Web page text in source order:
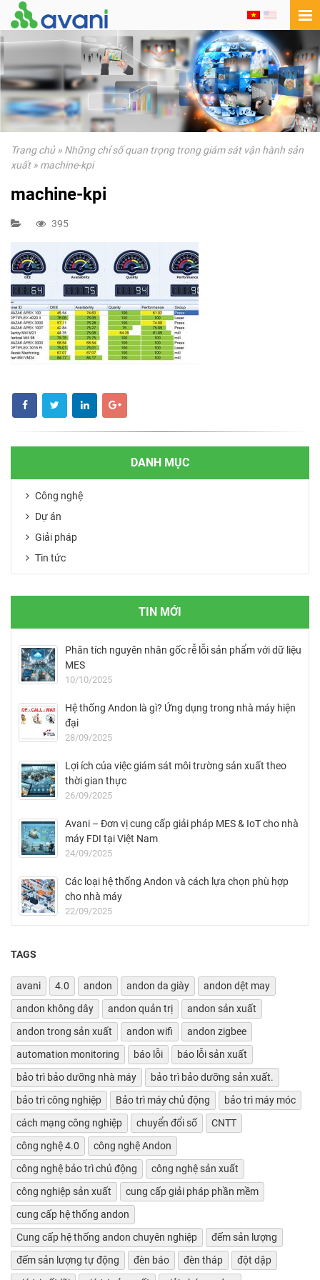
Trang chủ» Những chỉ số quan trọng trong giám sát vận hành sản
xuất» machine-kpi
machine-kpi
395
DANH MỤC
Công nghệ
Dự án
Giải pháp
Tin tức
TIN MỚI
Phân tích nguyên nhân gốc rễ lỗi sản phẩm với dữ liệu
MES
10/10/2025
Hệ thống Andon là gì? Ứng dụng trong nhà máy hiện
đại
28/09/2025
Lợi ích của việc giám sát môi trường sản xuất theo
thời gian thực
26/09/2025
Avani – Đơn vị cung cấp giải pháp MES & IoT cho nhà
máy FDI tại Việt Nam
24/09/2025
Các loại hệ thống Andon và cách lựa chọn phù hợp
cho nhà máy
22/09/2025
TAGS
avani 4.0 andon andon da giày
andon dệt may
andon không dây
andon quản trị
andon sản xuất
andon trong sản xuất
andon wifi
andon zigbee
automation monitoring
báo lỗi
báo lỗi sản xuất
bảo trì bảo dưỡng nhà máy
bảo trì bảo dưỡng sản xuất.
bảo trì công nghiệp
Bảo trì máy chủ động
bảo trì máy móc
cách mạng công nghiệp
chuyển đổi số
CNTT
công nghệ 4.0
công nghệ Andon
công nghệ bảo trì chủ động
công nghệ sản xuất
công nghiệp sản xuất
cung cấp giải pháp phần mềm
cung cấp hệ thống andon
Cung cấp hệ thống andon chuyên nghiệp
đếm sản lượng
đếm sản lượng tự động
đèn báo đèn tháp
đột dập